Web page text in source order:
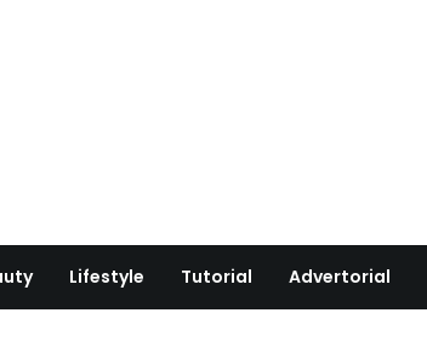
Lifestyle Tutorial Advertorial